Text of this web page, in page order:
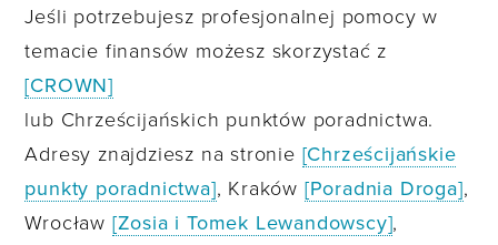
Jeśli potrzebujesz profesjonalnej pomocy w
temacie finansów możesz skorzystać z
[CROWN]
lub Chrześcijańskich punktów poradnictwa.
Adresy znajdziesz na stronie [Chrześcijańskie
punkty poradnictwa], Kraków [Poradnia Droga],
Wrocław [Zosia i Tomek Lewandowscy],